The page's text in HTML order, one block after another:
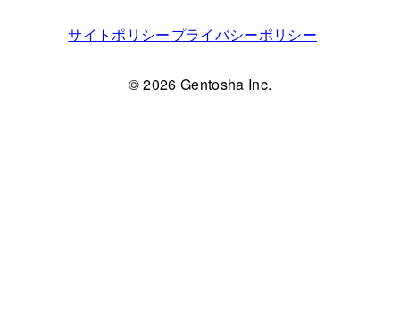
サイトポリシープライバシーポリシー
© 2026 Gentosha Inc.